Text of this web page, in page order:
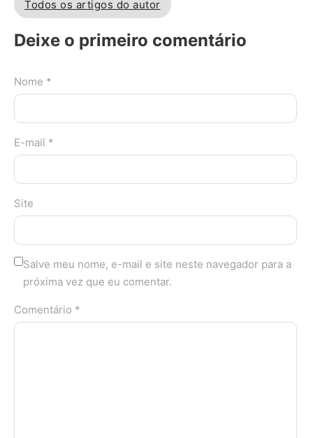
Todos os artigos do autor
Deixe o primeiro comentário
Nome *
E-mail *
Site
Salve meu nome, e-mail e site neste navegador para a
próxima vez que eu comentar.
Comentário *